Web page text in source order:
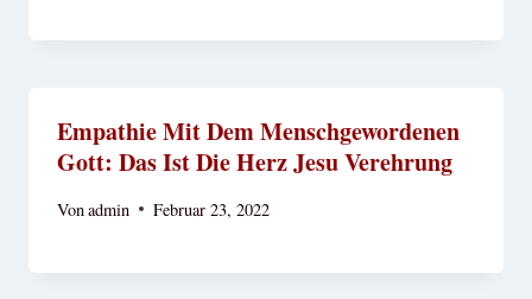
Empathie Mit Dem Menschgewordenen
Gott: Das Ist Die Herz Jesu Verehrung
Vonadmin Februar 23, 2022